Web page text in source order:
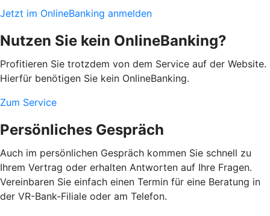
Jetzt im OnlineBanking anmelden
Nutzen Sie kein OnlineBanking?
Profitieren Sie trotzdem von dem Service auf der Website.
Hierfür benötigen Sie kein OnlineBanking.
Zum Service
Persönliches Gespräch
Auch im persönlichen Gespräch kommen Sie schnell zu
Ihrem Vertrag oder erhalten Antworten auf Ihre Fragen.
Vereinbaren Sie einfach einen Termin für eine Beratung in
der VR-Bank-Filiale oder am Telefon.